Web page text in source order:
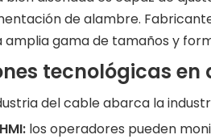
de alambre.
amplia gama de tamaños y
tecnológicas
del cable abarca la
los operadores pueden